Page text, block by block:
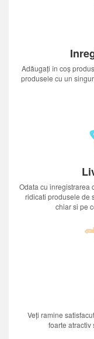
Adăugați în coș
produsele cu un
Odata cu inregistrarea
ridicati produsele de
chiar si pe
Veți ramine
foarte atractiv